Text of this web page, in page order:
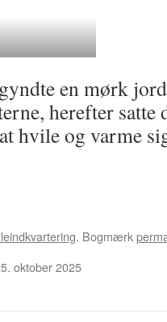
en mørk
herefter satte
hvile og varme
. Bogmærk
oktober 2025